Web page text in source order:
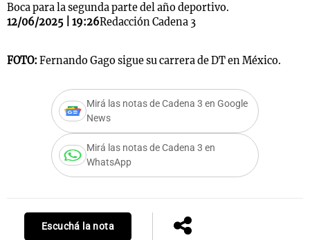
Boca para la segunda parte del año deportivo.
12/06/2025 | 19:26Redacción Cadena 3
FOTO: Fernando Gago sigue su carrera de DT en México.
Mirá las notas de Cadena 3 en Google
News
Mirá las notas de Cadena 3 en
WhatsApp
Escuchá la nota
Notas